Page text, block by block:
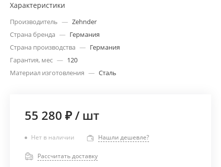
Характеристики
Производитель — Zehnder
Страна бренда — Германия
Страна производства — Германия
Гарантия, мес — 120
Материал изготовления — Сталь
55 280 ₽/ шт
Нет в наличии Нашли дешевле?
Рассчитать доставку